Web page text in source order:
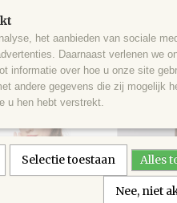
Acryl en 20% Alpaca
het aanbieden van sociale
Daarnaast verlenen we
informatie over hoe u onze site
andere gegevens die zij mogelijk
u hen hebt verstrekt.
Selectie toestaan Alles
Nee, niet